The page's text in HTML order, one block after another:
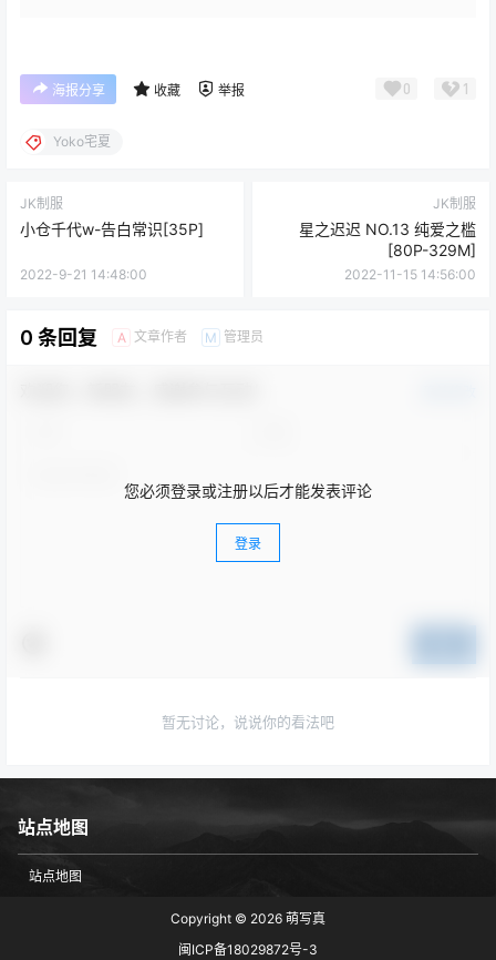
海报分享 收藏 举报 0 1
Yoko宅夏
JK制服
小仓千代w-告白常识[35P]
2022-9-21 14:48:00
JK制服
星之迟迟 NO.13 纯爱之槛
[80P-329M]
2022-11-15 14:56:00
0 条回复 A 文章作者 M 管理员
您必须登录或注册以后才能发表评论
登录
暂无讨论，说说你的看法吧
站点地图
站点地图
Copyright © 2026 萌写真
闽ICP备18029872号-3